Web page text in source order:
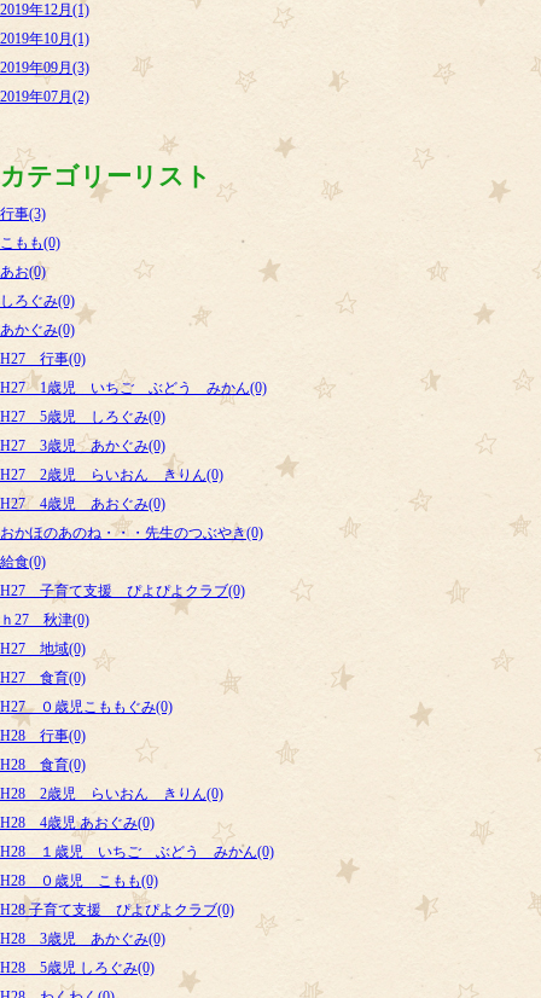
2019年12月(1)
2019年10月(1)
2019年09月(3)
2019年07月(2)
カテゴリーリスト
行事(3)
こもも(0)
あお(0)
しろぐみ(0)
あかぐみ(0)
H27 行事(0)
H27 1歳児 いちご ぶどう みかん(0)
H27 5歳児 しろぐみ(0)
H27 3歳児 あかぐみ(0)
H27 2歳児 らいおん きりん(0)
H27 4歳児 あおぐみ(0)
おかほのあのね・・・先生のつぶやき(0)
給食(0)
H27 子育て支援 ぴよぴよクラブ(0)
ｈ27 秋津(0)
H27 地域(0)
H27 食育(0)
H27 ０歳児こももぐみ(0)
H28 行事(0)
H28 食育(0)
H28 2歳児 らいおん きりん(0)
H28 4歳児 あおぐみ(0)
H28 １歳児 いちご ぶどう みかん(0)
H28 ０歳児 こもも(0)
H28 子育て支援 ぴよぴよクラブ(0)
H28 3歳児 あかぐみ(0)
H28 5歳児 しろぐみ(0)